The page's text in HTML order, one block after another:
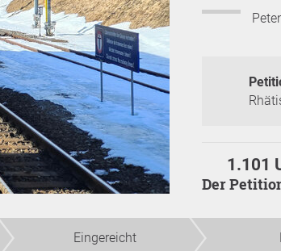
1.101
Der
Eingereicht